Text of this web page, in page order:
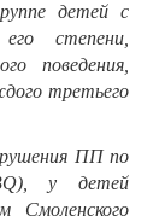
детей с
степени,
поведения,
третьего
ПП по
у детей
Смоленского